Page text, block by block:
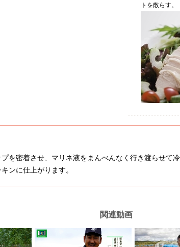
トを散らす。
を密着させ、マリネ液をまんべんなく行き渡らせて
ンに仕上がります。
関連動画